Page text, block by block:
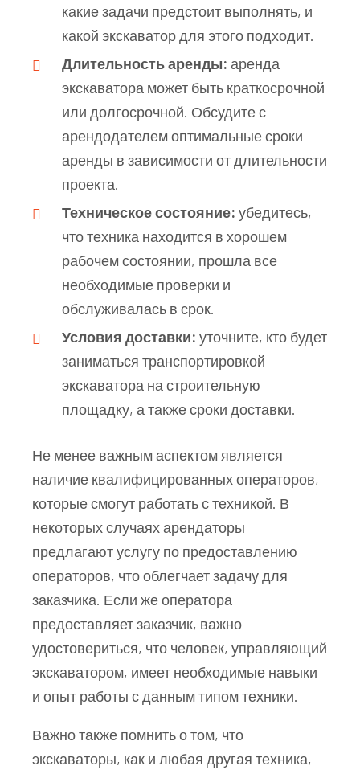
какие задачи предстоит выполнять, и
какой экскаватор для этого подходит.
Длительность аренды: аренда
экскаватора может быть краткосрочной
или долгосрочной. Обсудите с
арендодателем оптимальные сроки
аренды в зависимости от длительности
проекта.
Техническое состояние: убедитесь,
что техника находится в хорошем
рабочем состоянии, прошла все
необходимые проверки и
обслуживалась в срок.
Условия доставки: уточните, кто будет
заниматься транспортировкой
экскаватора на строительную
площадку, а также сроки доставки.
Не менее важным аспектом является
наличие квалифицированных операторов,
которые смогут работать с техникой. В
некоторых случаях арендаторы
предлагают услугу по предоставлению
операторов, что облегчает задачу для
заказчика. Если же оператора
предоставляет заказчик, важно
удостовериться, что человек, управляющий
экскаватором, имеет необходимые навыки
и опыт работы с данным типом техники.
Важно также помнить о том, что
экскаваторы, как и любая другая техника,